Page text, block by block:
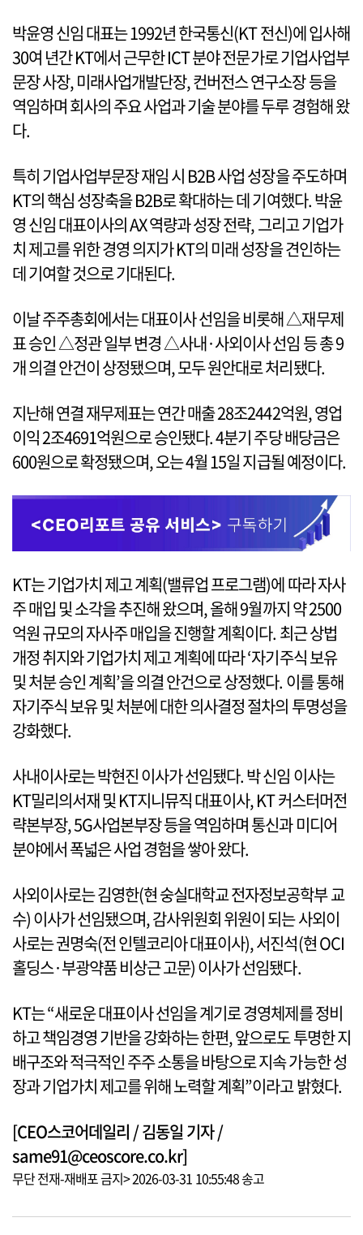
박윤영 신임 대표는 1992년 한국통신(KT 전신)에 입사해
30여 년간 KT에서 근무한 ICT 분야 전문가로 기업사업부
문장 사장, 미래사업개발단장, 컨버전스 연구소장 등을
역임하며 회사의 주요 사업과 기술 분야를 두루 경험해 왔
다.
특히 기업사업부문장 재임 시 B2B 사업 성장을 주도하며
KT의 핵심 성장축을 B2B로 확대하는 데 기여했다. 박윤
영 신임 대표이사의 AX 역량과 성장 전략, 그리고 기업가
치 제고를 위한 경영 의지가 KT의 미래 성장을 견인하는
데 기여할 것으로 기대된다.
이날 주주총회에서는 대표이사 선임을 비롯해 △재무제
표 승인 △정관 일부 변경 △사내·사외이사 선임 등 총 9
개 의결 안건이 상정됐으며, 모두 원안대로 처리됐다.
지난해 연결 재무제표는 연간 매출 28조2442억원, 영업
이익 2조4691억원으로 승인됐다. 4분기 주당 배당금은
600원으로 확정됐으며, 오는 4월 15일 지급될 예정이다.
KT는 기업가치 제고 계획(밸류업 프로그램)에 따라 자사
주 매입 및 소각을 추진해 왔으며, 올해 9월까지 약 2500
억원 규모의 자사주 매입을 진행할 계획이다. 최근 상법
개정 취지와 기업가치 제고 계획에 따라 ‘자기주식 보유
및 처분 승인 계획’을 의결 안건으로 상정했다. 이를 통해
자기주식 보유 및 처분에 대한 의사결정 절차의 투명성을
강화했다.
사내이사로는 박현진 이사가 선임됐다. 박 신임 이사는
KT밀리의서재 및 KT지니뮤직 대표이사, KT 커스터머전
략본부장, 5G사업본부장 등을 역임하며 통신과 미디어
분야에서 폭넓은 사업 경험을 쌓아 왔다.
사외이사로는 김영한(현 숭실대학교 전자정보공학부 교
수) 이사가 선임됐으며, 감사위원회 위원이 되는 사외이
사로는 권명숙(전 인텔코리아 대표이사), 서진석(현 OCI
홀딩스·부광약품 비상근 고문) 이사가 선임됐다.
KT는 “새로운 대표이사 선임을 계기로 경영체제를 정비
하고 책임경영 기반을 강화하는 한편, 앞으로도 투명한 지
배구조와 적극적인 주주 소통을 바탕으로 지속 가능한 성
장과 기업가치 제고를 위해 노력할 계획”이라고 밝혔다.
[CEO스코어데일리 / 김동일 기자 /
same91@ceoscore.co.kr]
무단 전재-재배포 금지> 2026-03-31 10:55:48 송고